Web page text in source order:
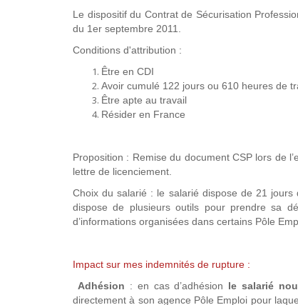
Le dispositif du Contrat de Sécurisation
du 1er septembre 2011.
Conditions d'attribution :
Être en CDI
Avoir cumulé 122 jours ou 610 heures de
Être apte au travail
Résider en France
Proposition : Remise du document CSP lors de
lettre de licenciement.
Choix du salarié : le salarié dispose de 21
dispose de plusieurs outils pour prendre sa
d’informations organisées dans certains Pôle
Impact sur mes indemnités de rupture :
Adhésion : en cas d’adhésion le salarié
directement à son agence Pôle Emploi pour